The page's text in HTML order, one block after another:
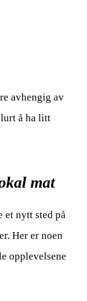
avhengig av
å ha litt
mat
et nytt sted på
Her er noen
opplevelsene